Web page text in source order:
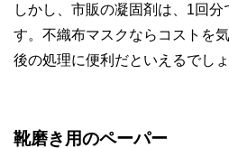
しかし、市販の凝固剤は、1回分
す。不織布マスクならコストを
後の処理に便利だといえるでしょ
靴磨き用のペーパー